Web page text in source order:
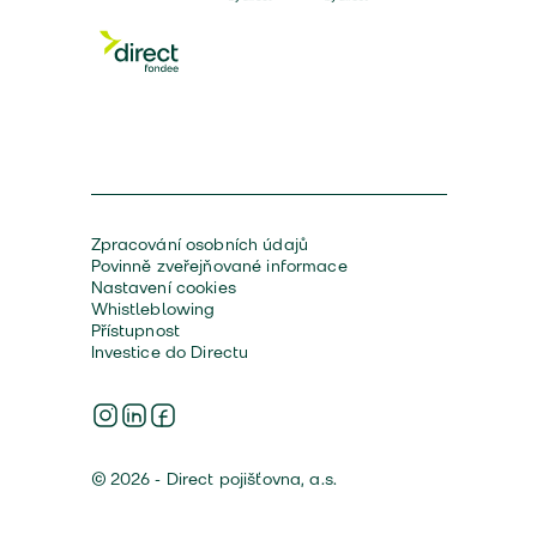
Zpracování osobních údajů
Povinně zveřejňované informace
Nastavení cookies
Whistleblowing
Přístupnost
Investice do Directu
© 2026 - Direct pojišťovna, a.s.